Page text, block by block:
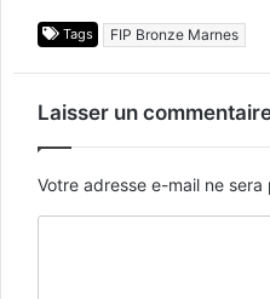
Tags FIP Bronze Marnes
Laisser un
Votre adresse e-mail ne sera